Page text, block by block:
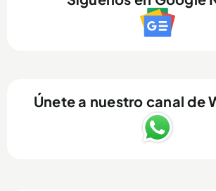
Únete a nuestro canal de